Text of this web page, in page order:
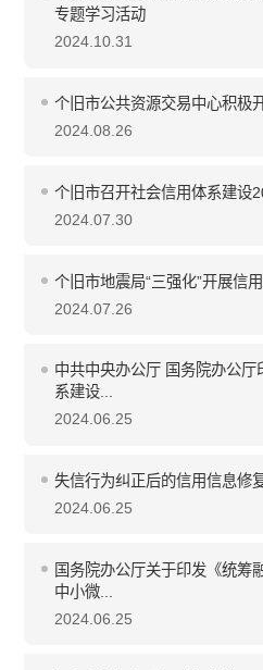
专题学习活动
2024.10.31
个旧市公共资源交易中心积极
2024.08.26
个旧市召开社会信用体系建设
2024.07.30
个旧市地震局“三强化”开展信
2024.07.26
中共中央办公厅 国务院办公
系建设...
2024.06.25
失信行为纠正后的信用信息修
2024.06.25
国务院办公厅关于印发《统筹
中小微...
2024.06.25